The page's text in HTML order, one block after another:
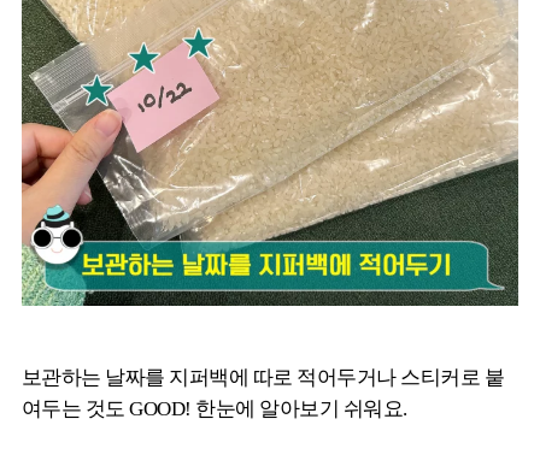
보관하는 날짜를 지퍼백에 따로 적어두거나 스티커로 붙
여두는 것도 GOOD! 한눈에 알아보기 쉬워요.